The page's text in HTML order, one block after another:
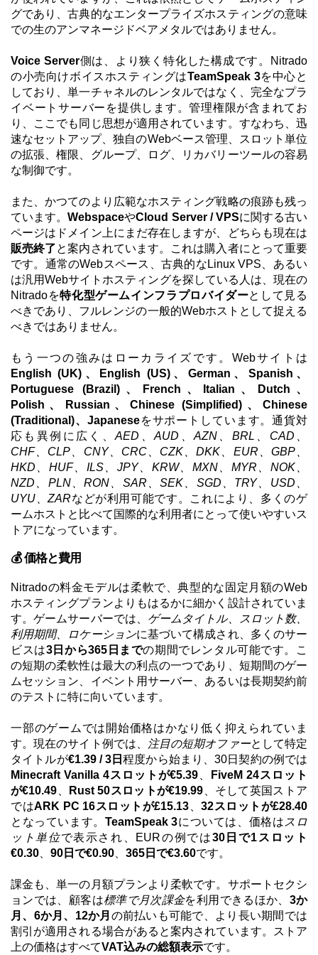
グであり、古典的なエンタープライズホスティングの意味
での生のアンマネージドベアメタルではありません。
Voice Server側は、より狭く特化した構成です。Nitrado
の小売向けボイスホスティングはTeamSpeak 3を中心と
しており、単一チャネルのレンタルではなく、完全なプラ
イベートサーバーを提供します。管理権限が含まれてお
り、ここでも同じ思想が適用されています。すなわち、迅
速なセットアップ、独自のWebベース管理、スロット単位
の拡張、権限、グループ、ログ、リカバリーツールの容易
な制御です。
また、かつてのより広範なホスティング戦略の痕跡も残っ
ています。WebspaceやCloud Server / VPSに関する古い
ページはドメイン上にまだ存在しますが、どちらも現在は
販売終了と案内されています。これは購入者にとって重要
です。通常のWebスペース、古典的なLinux VPS、あるい
は汎用Webサイトホスティングを探している人は、現在の
Nitradoを特化型ゲームインフラプロバイダーとして見る
べきであり、フルレンジの一般的Webホストとして捉える
べきではありません。
もう一つの強みはローカライズです。Webサイトは
English (UK)、English (US)、German、Spanish、
Portuguese (Brazil)、French、Italian、Dutch、
Polish、Russian、Chinese (Simplified)、Chinese
(Traditional)、Japaneseをサポートしています。通貨対
応も異例に広く、AED、AUD、AZN、BRL、CAD、
CHF、CLP、CNY、CRC、CZK、DKK、EUR、GBP、
HKD、HUF、ILS、JPY、KRW、MXN、MYR、NOK、
NZD、PLN、RON、SAR、SEK、SGD、TRY、USD、
UYU、ZARなどが利用可能です。これにより、多くのゲ
ームホストと比べて国際的な利用者にとって使いやすいス
トアになっています。
💰 価格と費用
Nitradoの料金モデルは柔軟で、典型的な固定月額のWeb
ホスティングプランよりもはるかに細かく設計されていま
す。ゲームサーバーでは、 ゲームタイトル、スロット数、
利用期間、ロケーションに基づいて構成され、多くのサー
ビスは3日から365日までの期間でレンタル可能です。こ
の短期の柔軟性は最大の利点の一つであり、短期間のゲー
ムセッション、イベント用サーバー、あるいは長期契約前
のテストに特に向いています。
一部のゲームでは開始価格はかなり低く抑えられていま
す。現在のサイト例では、
注目の短期オファーとして特定
タイトルが€1.39 / 3日程度から始まり、30日契約の例では
Minecraft Vanilla 4スロットが€5.39
FiveM 24スロット
が€10.49
Rust 50スロットが€19.99 、そして英国ストア
ではARK PC 16スロットが£15.13
32スロットが£28.40
となっています。 TeamSpeak 3については、価格は スロ
ット単位で表示され、EURの例では30日で1スロット
€0.30
90日で€0.90 365日で€3.60です。
課金も、単一の月額プランより柔軟です。サポートセクシ
ョンでは、顧客は標準で月次課金を利用できるほか、 3か
月、6か月、12か月 の前払いも可能で、より長い期間では
割引が適用される場合があると案内されています。ストア
上の価格はすべてVAT込みの総額表示です。